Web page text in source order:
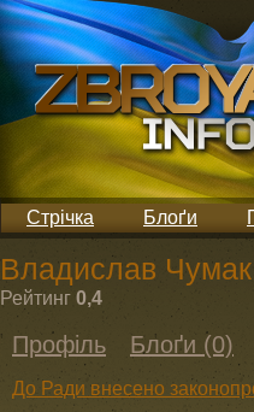
Стрічка Блоґи
Владислав Чумак
Рейтинг 0,4
Профіль Блоґи (0)
До Ради внесено